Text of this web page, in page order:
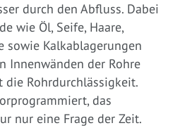
durch den Abfluss. Dabei
wie Öl, Seife, Haare,
sowie Kalkablagerungen
Innenwänden der Rohre
die Rohrdurchlässigkeit.
das
nur eine Frage der Zeit.